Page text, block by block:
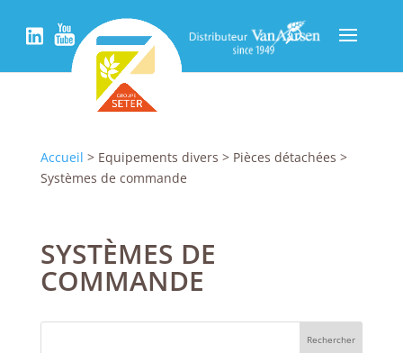
Accueil > Equipements divers > Pièces détachées >
Systèmes de commande
SYSTÈMES DE
COMMANDE